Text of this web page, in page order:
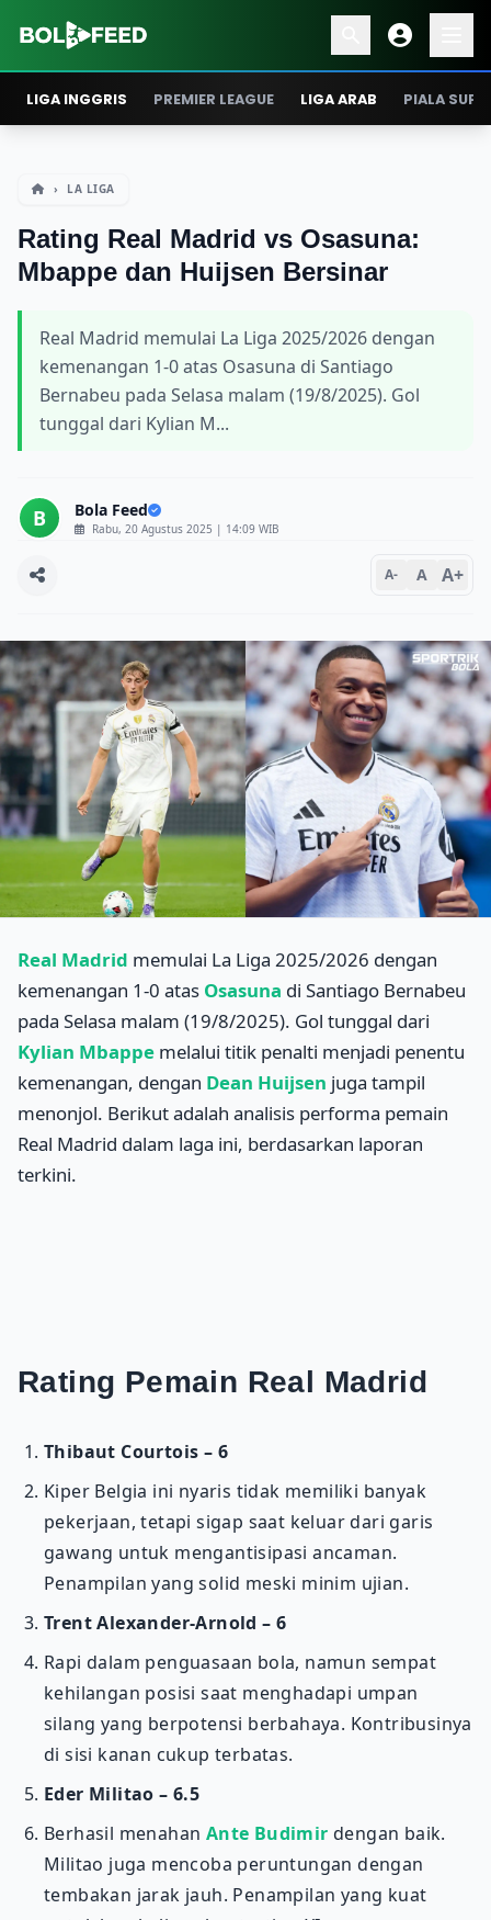
LIGA INGGRIS PREMIER LEAGUE LIGA ARAB PIALA
› LA LIGA
Rating Real Madrid vs Osasuna:
Mbappe dan Huijsen Bersinar
Real Madrid memulai La Liga 2025/2026 dengan
kemenangan 1-0 atas Osasuna di Santiago
Bernabeu pada Selasa malam (19/8/2025). Gol
tunggal dari Kylian M...
B Bola Feed
Rabu, 20 Agustus 2025 | 14:09 WIB
A- A A+
Real Madrid memulai La Liga 2025/2026 dengan
kemenangan 1-0 atas Osasuna di Santiago Bernabeu
pada Selasa malam (19/8/2025). Gol tunggal dari
Kylian Mbappe melalui titik penalti menjadi penentu
kemenangan, dengan Dean Huijsen juga tampil
menonjol. Berikut adalah analisis performa pemain
Real Madrid dalam laga ini, berdasarkan laporan
terkini.
Rating Pemain Real Madrid
Thibaut Courtois – 6
Kiper Belgia ini nyaris tidak memiliki banyak
pekerjaan, tetapi sigap saat keluar dari garis
gawang untuk mengantisipasi ancaman.
Penampilan yang solid meski minim ujian.
Trent Alexander-Arnold – 6
Rapi dalam penguasaan bola, namun sempat
kehilangan posisi saat menghadapi umpan
silang yang berpotensi berbahaya. Kontribusinya
di sisi kanan cukup terbatas.
Eder Militao – 6.5
Berhasil menahan Ante Budimir dengan baik.
Militao juga mencoba peruntungan dengan
tembakan jarak jauh. Penampilan yang kuat